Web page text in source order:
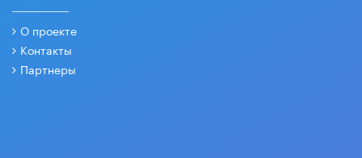
О проекте
Контакты
Партнеры